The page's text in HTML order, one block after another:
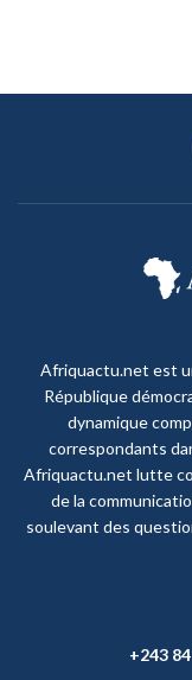
Afriquactu.net est
République
dynamique
correspondants
Afriquactu.net lutte
de la
soulevant des
+243